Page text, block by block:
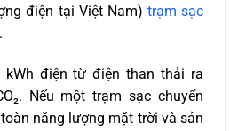
điện tại Việt Nam) trạm sạc
.
kWh điện từ điện than thải ra
Nếu một trạm sạc chuyển
năng lượng mặt trời và sản